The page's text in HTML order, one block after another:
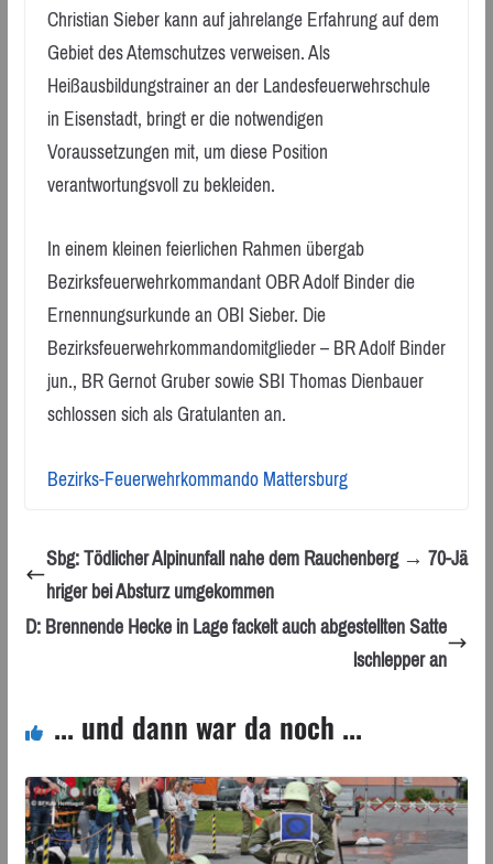
Christian Sieber kann auf jahrelange Erfahrung auf dem
Gebiet des Atemschutzes verweisen. Als
Heißausbildungstrainer an der Landesfeuerwehrschule
in Eisenstadt, bringt er die notwendigen
Voraussetzungen mit, um diese Position
verantwortungsvoll zu bekleiden.
In einem kleinen feierlichen Rahmen übergab
Bezirksfeuerwehrkommandant OBR Adolf Binder die
Ernennungsurkunde an OBI Sieber. Die
Bezirksfeuerwehrkommandomitglieder – BR Adolf Binder
jun., BR Gernot Gruber sowie SBI Thomas Dienbauer
schlossen sich als Gratulanten an.
Bezirks-Feuerwehrkommando Mattersburg
Sbg: Tödlicher Alpinunfall nahe dem Rauchenberg → 70-Jä
hriger bei Absturz umgekommen
D: Brennende Hecke in Lage fackelt auch abgestellten Satte
lschlepper an
... und dann war da noch ...